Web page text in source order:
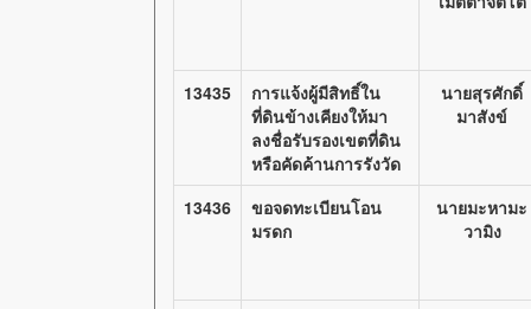
13435
การแจ้งผู้มีสิทธิ์ใน
ที่ดินข้างเคียงให้มา
ลงชื่อรับรองเขตที่ดิน
หรือคัดค้านการรังวัด
นายสุรศักดิ์
มาสังข์
13436
ขอจดทะเบียนโอน
มรดก
นายมะหามะ
วามิง